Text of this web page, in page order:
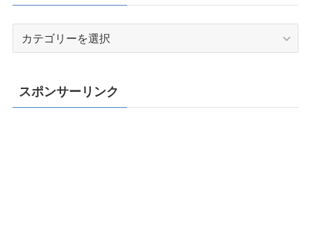
スポンサーリンク